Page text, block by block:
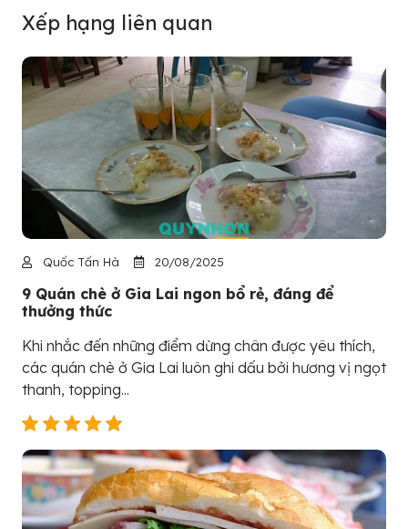
Xếp hạng liên quan
Quốc Tấn Hà 20/08/2025
9 Quán chè ở Gia Lai ngon bổ rẻ, đáng để
thưởng thức
Khi nhắc đến những điểm dừng chân được yêu thích,
các quán chè ở Gia Lai luôn ghi dấu bởi hương vị ngọt
thanh, topping...